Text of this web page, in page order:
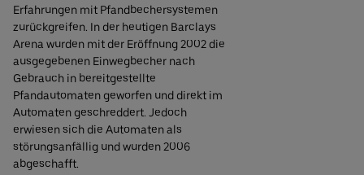
Erfahrungen mit Pfandbechersystemen
zurückgreifen. In der heutigen Barclays
Arena wurden mit der Eröffnung 2002 die
ausgegebenen Einwegbecher nach
Gebrauch in bereitgestellte
Pfandautomaten geworfen und direkt im
Automaten geschreddert. Jedoch
erwiesen sich die Automaten als
störungsanfällig und wurden 2006
abgeschafft.